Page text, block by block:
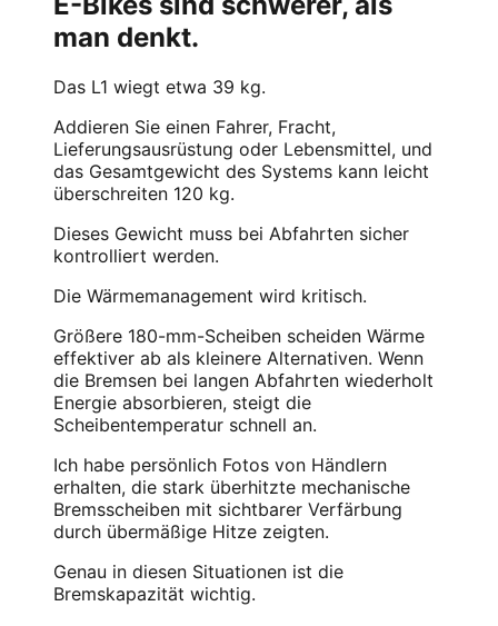
man denkt.
Das L1 wiegt etwa 39 kg.
Addieren Sie einen Fahrer, Fracht,
Lieferungsausrüstung oder Lebensmittel, und
das Gesamtgewicht des Systems kann leicht
überschreiten 120 kg.
Dieses Gewicht muss bei Abfahrten sicher
kontrolliert werden.
Die Wärmemanagement wird kritisch.
Größere 180-mm-Scheiben scheiden Wärme
effektiver ab als kleinere Alternativen. Wenn
die Bremsen bei langen Abfahrten wiederholt
Energie absorbieren, steigt die
Scheibentemperatur schnell an.
Ich habe persönlich Fotos von Händlern
erhalten, die stark überhitzte mechanische
Bremsscheiben mit sichtbarer Verfärbung
durch übermäßige Hitze zeigten.
Genau in diesen Situationen ist die
Bremskapazität wichtig.